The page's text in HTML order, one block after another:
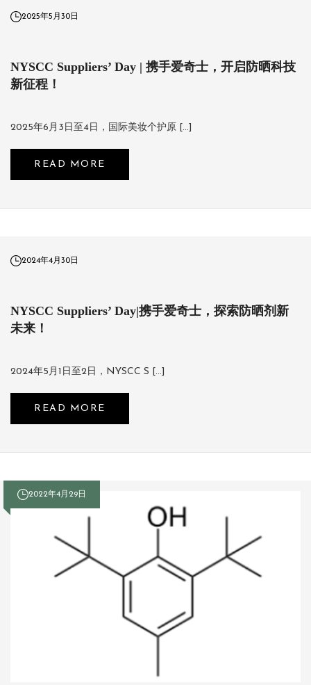
2025年5月30日
NYSCC Suppliers’ Day | 携手爱奇士，开启防晒科技
新征程！
2025年6月3日至4日，国际美妆个护原 […]
READ MORE
2024年4月30日
NYSCC Suppliers’ Day|携手爱奇士，探索防晒剂新
未来！
2024年5月1日至2日，NYSCC S […]
READ MORE
2022年4月29日